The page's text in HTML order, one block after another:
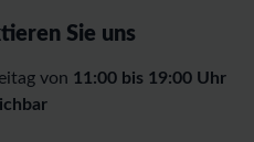
Sie uns
von 11:00 bis 19:00 Uhr